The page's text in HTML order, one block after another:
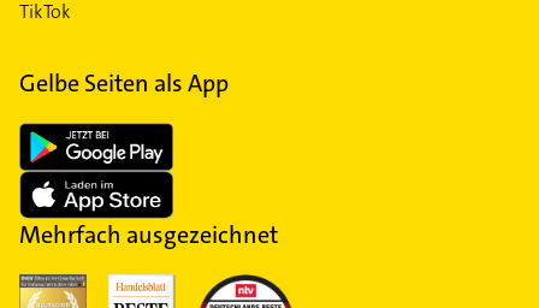
TikTok
Gelbe Seiten als App
Mehrfach ausgezeichnet